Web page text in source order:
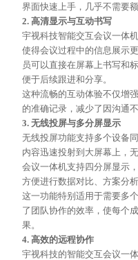
界面快速上手，几乎不需要
2. 高清显示与互动书写
宇视科技智能交互会议一体
使得会议过程中的信息展示
员可以直接在屏幕上书写和
便于后续跟进和分享。
这种流畅的互动体验不仅增
的准确记录，减少了因沟通
3. 无线投屏与多分屏显示
无线投屏功能支持多个设备
内容迅速投射到大屏幕上，
会议一体机支持四分屏显示
方便进行数据对比、方案分
这一功能特别适用于需要多
了团队协作的效率，使每个
果。
4. 高效的远程协作
宇视科技的智能交互会议一